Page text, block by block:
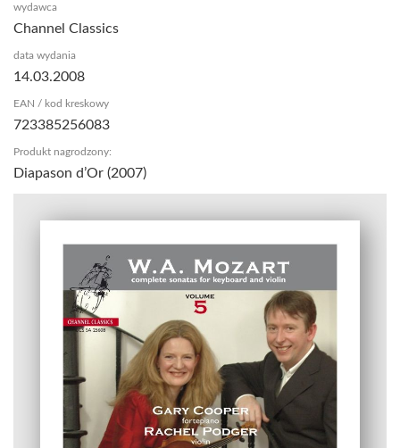
wydawca
Channel Classics
data wydania
14.03.2008
EAN / kod kreskowy
723385256083
Produkt nagrodzony:
Diapason d’Or (2007)